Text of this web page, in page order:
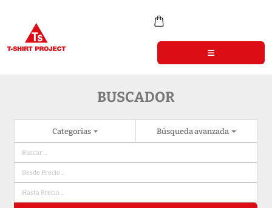
BUSCADOR
Categorias Búsqueda avanzada